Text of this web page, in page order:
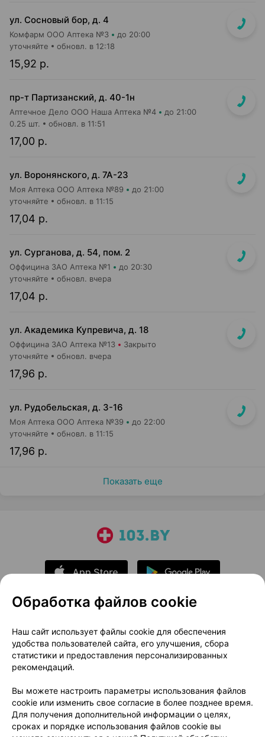
ул. Сосновый бор, д. 4
Комфарм ООО Аптека №3 до 20:00
15,92 р.
уточняйте обновл. в 12:18
пр-т Партизанский, д. 40-1н
Аптечное Дело ООО Наша Аптека №4 до 21:00
17,00 р.
0.25 шт. обновл. в 11:51
ул. Воронянского, д. 7А-23
Моя Аптека ООО Аптека №89 до 21:00
17,04 р.
уточняйте обновл. в 11:15
ул. Сурганова, д. 54, пом. 2
Оффицина ЗАО Аптека №1 до 20:30
17,04 р.
уточняйте обновл. вчера
ул. Академика Купревича, д. 18
Оффицина ЗАО Аптека №13 Закрыто
17,96 р.
уточняйте обновл. вчера
ул. Рудобельская, д. 3-16
Моя Аптека ООО Аптека №39 до 22:00
17,96 р.
уточняйте обновл. в 11:15
Показать еще
О проекте
Новости проекта
Размещение рекламы
Медицинский маркетинг
Публичный договор
Доставка
Способы оплаты
Вакансии
Партнеры
Написать руководителю 103.by
Написать в поддержку
Обработка файлов cookie
Наш сайт использует файлы cookie для обеспечения
удобства пользователей сайта, его улучшения, сбора
статистики и предоставления персонализированных
рекомендаций.
Вы можете настроить параметры использования файлов
cookie или изменить свое согласие в более позднее время.
Для получения дополнительной информации о целях,
сроках и порядке использования файлов cookie вы